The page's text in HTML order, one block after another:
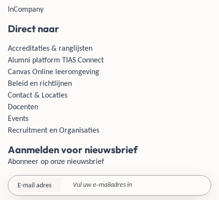
InCompany
Direct naar
Accreditaties & ranglijsten
Alumni platform TIAS Connect
Canvas Online leeromgeving
Beleid en richtlijnen
Contact & Locaties
Docenten
Events
Recruitment en Organisaties
Aanmelden voor nieuwsbrief
Abonneer op onze nieuwsbrief
E-mail adres